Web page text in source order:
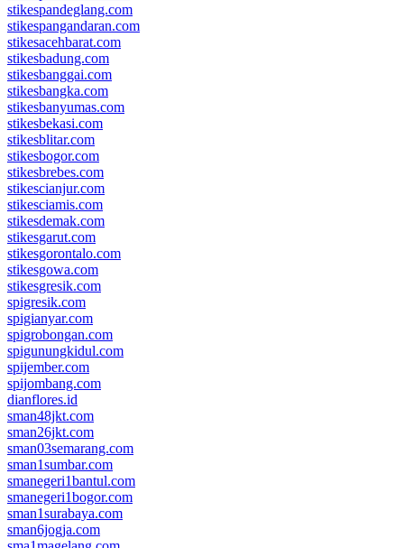
stikespandeglang.com
stikespangandaran.com
stikesacehbarat.com
stikesbadung.com
stikesbanggai.com
stikesbangka.com
stikesbanyumas.com
stikesbekasi.com
stikesblitar.com
stikesbogor.com
stikesbrebes.com
stikescianjur.com
stikesciamis.com
stikesdemak.com
stikesgarut.com
stikesgorontalo.com
stikesgowa.com
stikesgresik.com
spigresik.com
spigianyar.com
spigrobongan.com
spigunungkidul.com
spijember.com
spijombang.com
dianflores.id
sman48jkt.com
sman26jkt.com
sman03semarang.com
sman1sumbar.com
smanegeri1bantul.com
smanegeri1bogor.com
sman1surabaya.com
sman6jogja.com